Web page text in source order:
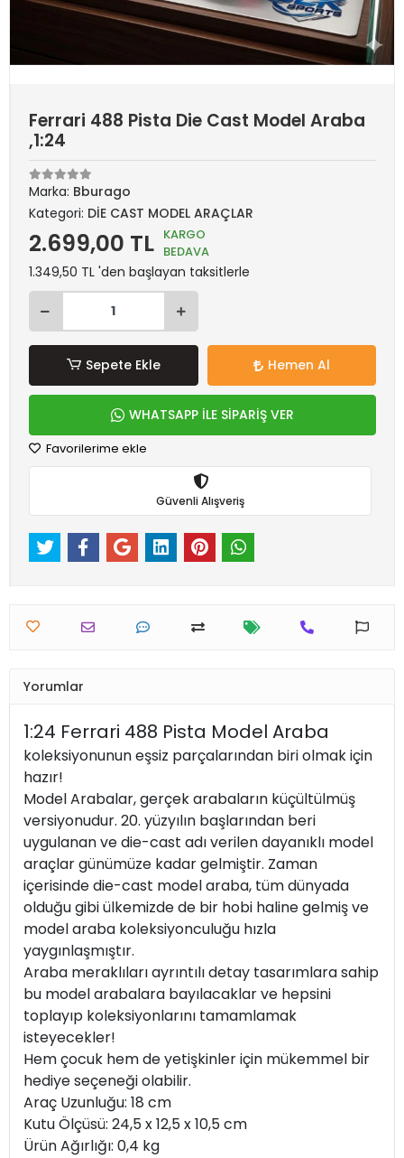
Ferrari 488 Pista Die Cast Model Araba
,1:24
Marka: Bburago
Kategori: DİE CAST MODEL ARAÇLAR
2.699,00 TL KARGO
BEDAVA
1.349,50 TL 'den başlayan taksitlerle
Sepete Ekle Hemen Al
WHATSAPP İLE SİPARİŞ VER
Favorilerime ekle
Güvenli Alışveriş
Yorumlar
1:24 Ferrari 488 Pista Model Araba
koleksiyonunun eşsiz parçalarından biri olmak için
hazır!
Model Arabalar, gerçek arabaların küçültülmüş
versiyonudur. 20. yüzyılın başlarından beri
uygulanan ve die-cast adı verilen dayanıklı model
araçlar günümüze kadar gelmiştir. Zaman
içerisinde die-cast model araba, tüm dünyada
olduğu gibi ülkemizde de bir hobi haline gelmiş ve
model araba koleksiyonculuğu hızla
yaygınlaşmıştır.
Araba meraklıları ayrıntılı detay tasarımlara sahip
bu model arabalara bayılacaklar ve hepsini
toplayıp koleksiyonlarını tamamlamak
isteyecekler!
Hem çocuk hem de yetişkinler için mükemmel bir
hediye seçeneği olabilir.
Araç Uzunluğu: 18 cm
Kutu Ölçüsü: 24,5 x 12,5 x 10,5 cm
Ürün Ağırlığı: 0,4 kg